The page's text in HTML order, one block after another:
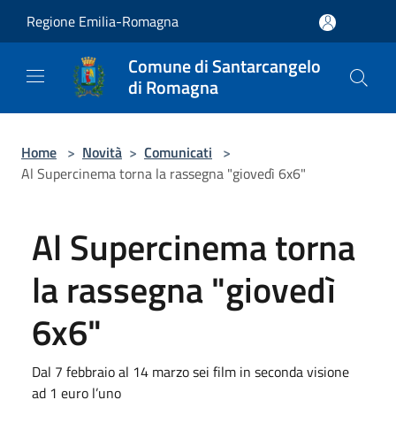
Regione Emilia-Romagna
Comune di Santarcangelo
di Romagna
Home > Novità > Comunicati >
Al Supercinema torna la rassegna "giovedì 6x6"
Al Supercinema torna
la rassegna "giovedì
6x6"
Dal 7 febbraio al 14 marzo sei film in seconda visione
ad 1 euro l’uno